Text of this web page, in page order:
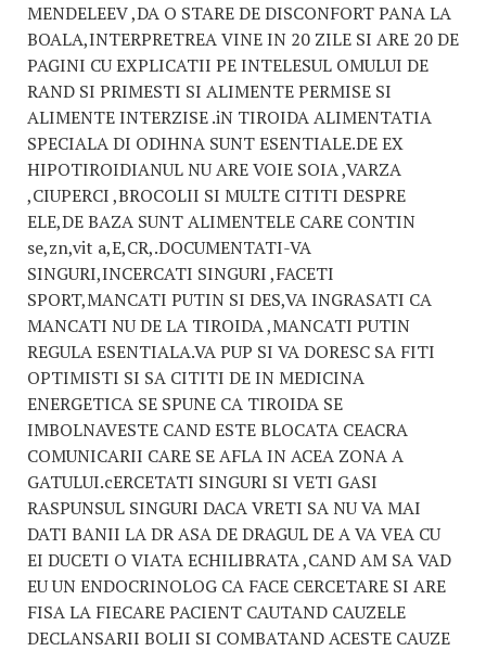
MENDELEEV ,DA O STARE DE DISCONFORT PANA LA
BOALA,INTERPRETREA VINE IN 20 ZILE SI ARE 20 DE
PAGINI CU EXPLICATII PE INTELESUL OMULUI DE
RAND SI PRIMESTI SI ALIMENTE PERMISE SI
ALIMENTE INTERZISE .iN TIROIDA ALIMENTATIA
SPECIALA DI ODIHNA SUNT ESENTIALE.DE EX
HIPOTIROIDIANUL NU ARE VOIE SOIA ,VARZA
,CIUPERCI ,BROCOLII SI MULTE CITITI DESPRE
ELE,DE BAZA SUNT ALIMENTELE CARE CONTIN
se,zn,vit a,E,CR,.DOCUMENTATI-VA
SINGURI,INCERCATI SINGURI ,FACETI
SPORT,MANCATI PUTIN SI DES,VA INGRASATI CA
MANCATI NU DE LA TIROIDA ,MANCATI PUTIN
REGULA ESENTIALA.VA PUP SI VA DORESC SA FITI
OPTIMISTI SI SA CITITI DE IN MEDICINA
ENERGETICA SE SPUNE CA TIROIDA SE
IMBOLNAVESTE CAND ESTE BLOCATA CEACRA
COMUNICARII CARE SE AFLA IN ACEA ZONA A
GATULUI.cERCETATI SINGURI SI VETI GASI
RASPUNSUL SINGURI DACA VRETI SA NU VA MAI
DATI BANII LA DR ASA DE DRAGUL DE A VA VEA CU
EI DUCETI O VIATA ECHILIBRATA ,CAND AM SA VAD
EU UN ENDOCRINOLOG CA FACE CERCETARE SI ARE
FISA LA FIECARE PACIENT CAUTAND CAUZELE
DECLANSARII BOLII SI COMBATAND ACESTE CAUZE